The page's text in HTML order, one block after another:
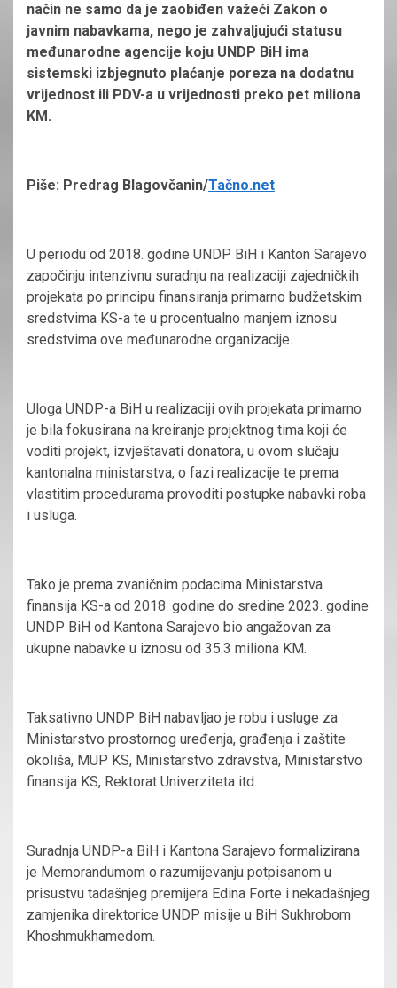
način ne samo da je zaobiđen važeći Zakon o
javnim nabavkama, nego je zahvaljujući statusu
međunarodne agencije koju UNDP BiH ima
sistemski izbjegnuto plaćanje poreza na dodatnu
vrijednost ili PDV-a u vrijednosti preko pet miliona
KM.
Piše: Predrag Blagovčanin/Tačno.net
U periodu od 2018. godine UNDP BiH i Kanton Sarajevo
započinju intenzivnu suradnju na realizaciji zajedničkih
projekata po principu finansiranja primarno budžetskim
sredstvima KS-a te u procentualno manjem iznosu
sredstvima ove međunarodne organizacije.
Uloga UNDP-a BiH u realizaciji ovih projekata primarno
je bila fokusirana na kreiranje projektnog tima koji će
voditi projekt, izvještavati donatora, u ovom slučaju
kantonalna ministarstva, o fazi realizacije te prema
vlastitim procedurama provoditi postupke nabavki roba
i usluga.
Tako je prema zvaničnim podacima Ministarstva
finansija KS-a od 2018. godine do sredine 2023. godine
UNDP BiH od Kantona Sarajevo bio angažovan za
ukupne nabavke u iznosu od 35.3 miliona KM.
Taksativno UNDP BiH nabavljao je robu i usluge za
Ministarstvo prostornog uređenja, građenja i zaštite
okoliša, MUP KS, Ministarstvo zdravstva, Ministarstvo
finansija KS, Rektorat Univerziteta itd.
Suradnja UNDP-a BiH i Kantona Sarajevo formalizirana
je Memorandumom o razumijevanju potpisanom u
prisustvu tadašnjeg premijera Edina Forte i nekadašnjeg
zamjenika direktorice UNDP misije u BiH Sukhrobom
Khoshmukhamedom.